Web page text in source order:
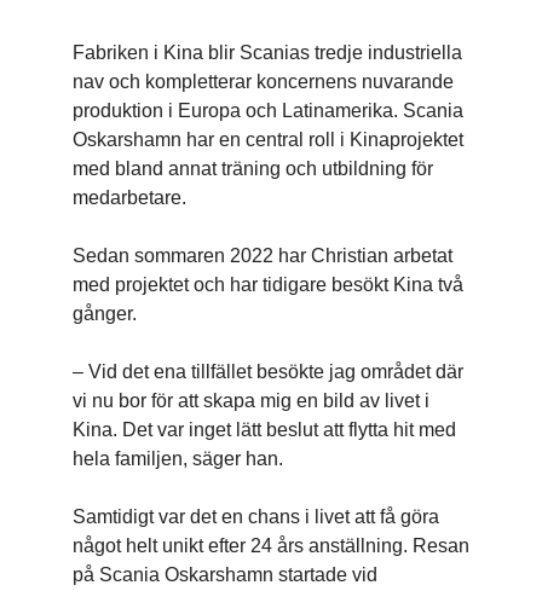
Fabriken i Kina blir Scanias tredje industriella
nav och kompletterar koncernens nuvarande
produktion i Europa och Latinamerika. Scania
Oskarshamn har en central roll i Kinaprojektet
med bland annat träning och utbildning för
medarbetare.
Sedan sommaren 2022 har Christian arbetat
med projektet och har tidigare besökt Kina två
gånger.
– Vid det ena tillfället besökte jag området där
vi nu bor för att skapa mig en bild av livet i
Kina. Det var inget lätt beslut att flytta hit med
hela familjen, säger han.
Samtidigt var det en chans i livet att få göra
något helt unikt efter 24 års anställning. Resan
på Scania Oskarshamn startade vid